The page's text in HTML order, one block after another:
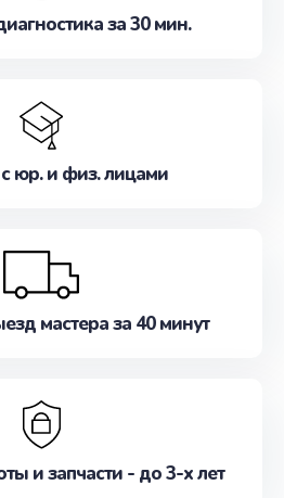
за 30 мин.
юр. и физ. лицами
мастера за 40 минут
и запчасти - до 3-х лет